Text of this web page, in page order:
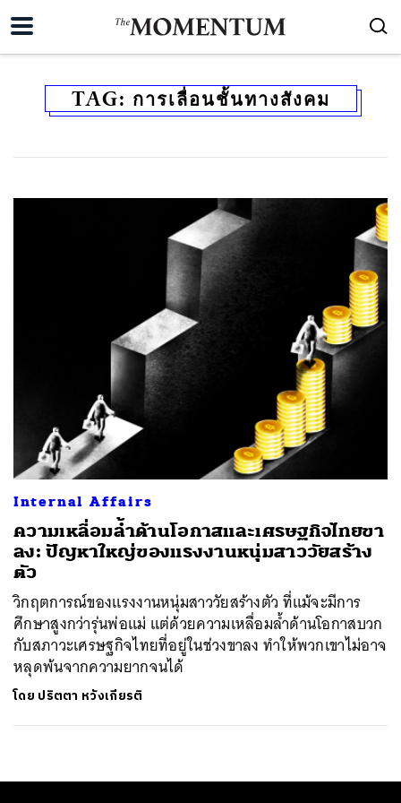
TAG: การเลื่อนชั้นทางสังคม
Internal Affairs
ความเหลื่อมล้ำด้านโอกาสและเศรษฐกิจไทยขา
ลง: ปัญหาใหญ่ของแรงงานหนุ่มสาววัยสร้าง
ตัว
วิกฤตการณ์ของแรงงานหนุ่มสาววัยสร้างตัว ที่แม้จะมีการ
ศึกษาสูงกว่ารุ่นพ่อแม่ แต่ด้วยความเหลื่อมล้ำด้านโอกาสบวก
กับสภาวะเศรษฐกิจไทยที่อยู่ในช่วงขาลง ทำให้พวกเขาไม่อาจ
หลุดพ้นจากความยากจนได้
โดย ปริตตา หวังเกียรติ
ค้นหา
SHARE TWEET LINE EMAIL